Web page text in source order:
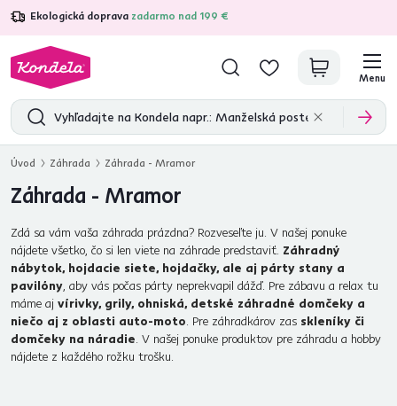
Ekologická doprava zadarmo nad 199 €
4,7 31 333overených produktových recenzií
Menu
Úvod Záhrada Záhrada - Mramor
Záhrada - Mramor
Zdá sa vám vaša záhrada prázdna? Rozveseľte ju. V našej ponuke
nájdete všetko, čo si len viete na záhrade predstaviť. Záhradný
nábytok, hojdacie siete, hojdačky, ale aj párty stany a
pavilóny, aby vás počas párty neprekvapil dážď. Pre zábavu a relax tu
máme aj vírivky, grily, ohniská, detské záhradné domčeky a
niečo aj z oblasti auto-moto. Pre záhradkárov zas skleníky či
domčeky na náradie. V našej ponuke produktov pre záhradu a hobby
nájdete z každého rožku trošku.